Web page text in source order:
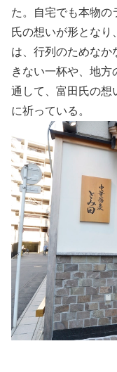
た。自宅でも本物の
氏の想いが形となり
は、行列のためなか
きない一杯や、地方
通して、富田氏の想
に祈っている。